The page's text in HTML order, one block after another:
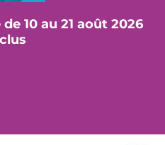
10 au 21 août 2026